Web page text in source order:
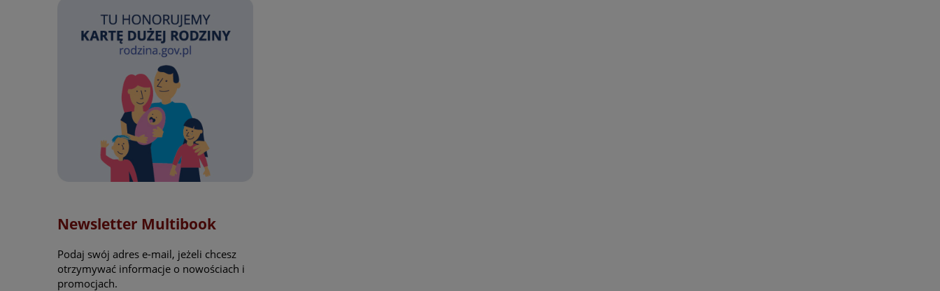
Newsletter Multibook
Podaj swój adres e-mail, jeżeli chcesz
otrzymywać informacje o nowościach i
promocjach.